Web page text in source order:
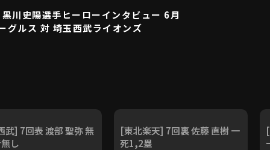
川史陽選手ヒーローインタビュー 6月
グルス 対 埼玉西武ライオンズ
武] 7回表 渡部 聖弥 無
し
[東北楽天] 7回裏 佐藤 直樹 一
死1,2塁